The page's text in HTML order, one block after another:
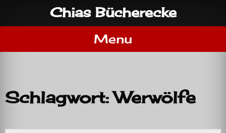
content
Chias Bücherecke
Menu
Schlagwort:Werwölfe